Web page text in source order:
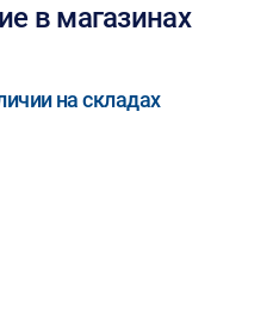
в магазинах
на складах